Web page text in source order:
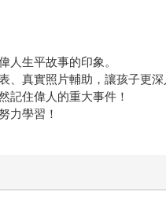
生平故事的印象。
真實照片輔助，讓孩子更
記住偉人的重大事件！
力學習！